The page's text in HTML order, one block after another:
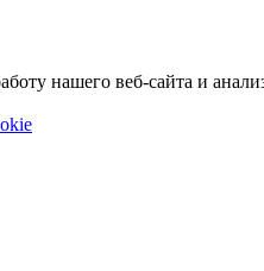
нашего веб-сайта и